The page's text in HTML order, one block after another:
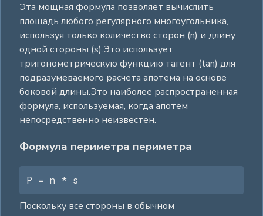
Эта мощная формула позволяет вычислить
площадь любого регулярного многоугольника,
используя только количество сторон (n) и длину
одной стороны (s).Это использует
тригонометрическую функцию тагент (tan) для
подразумеваемого расчета апотема на основе
боковой длины.Это наиболее распространенная
формула, используемая, когда апотем
непосредственно неизвестен.
Формула периметра периметра
P = n * s
Поскольку все стороны в обычном